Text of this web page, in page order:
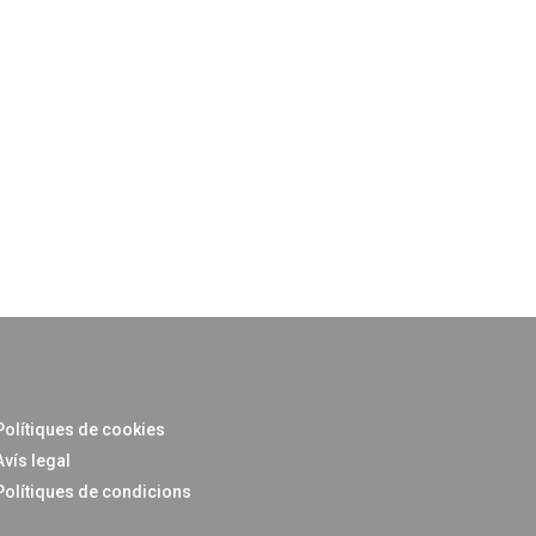
de cookies
legal
de condicions